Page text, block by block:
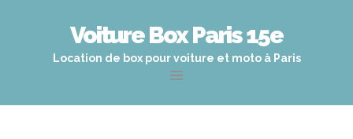
Voiture Box Paris 15e
Location de box pour voiture et moto à Paris